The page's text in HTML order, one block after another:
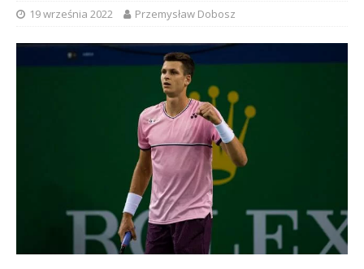
19 września 2022 Przemysław Dobosz